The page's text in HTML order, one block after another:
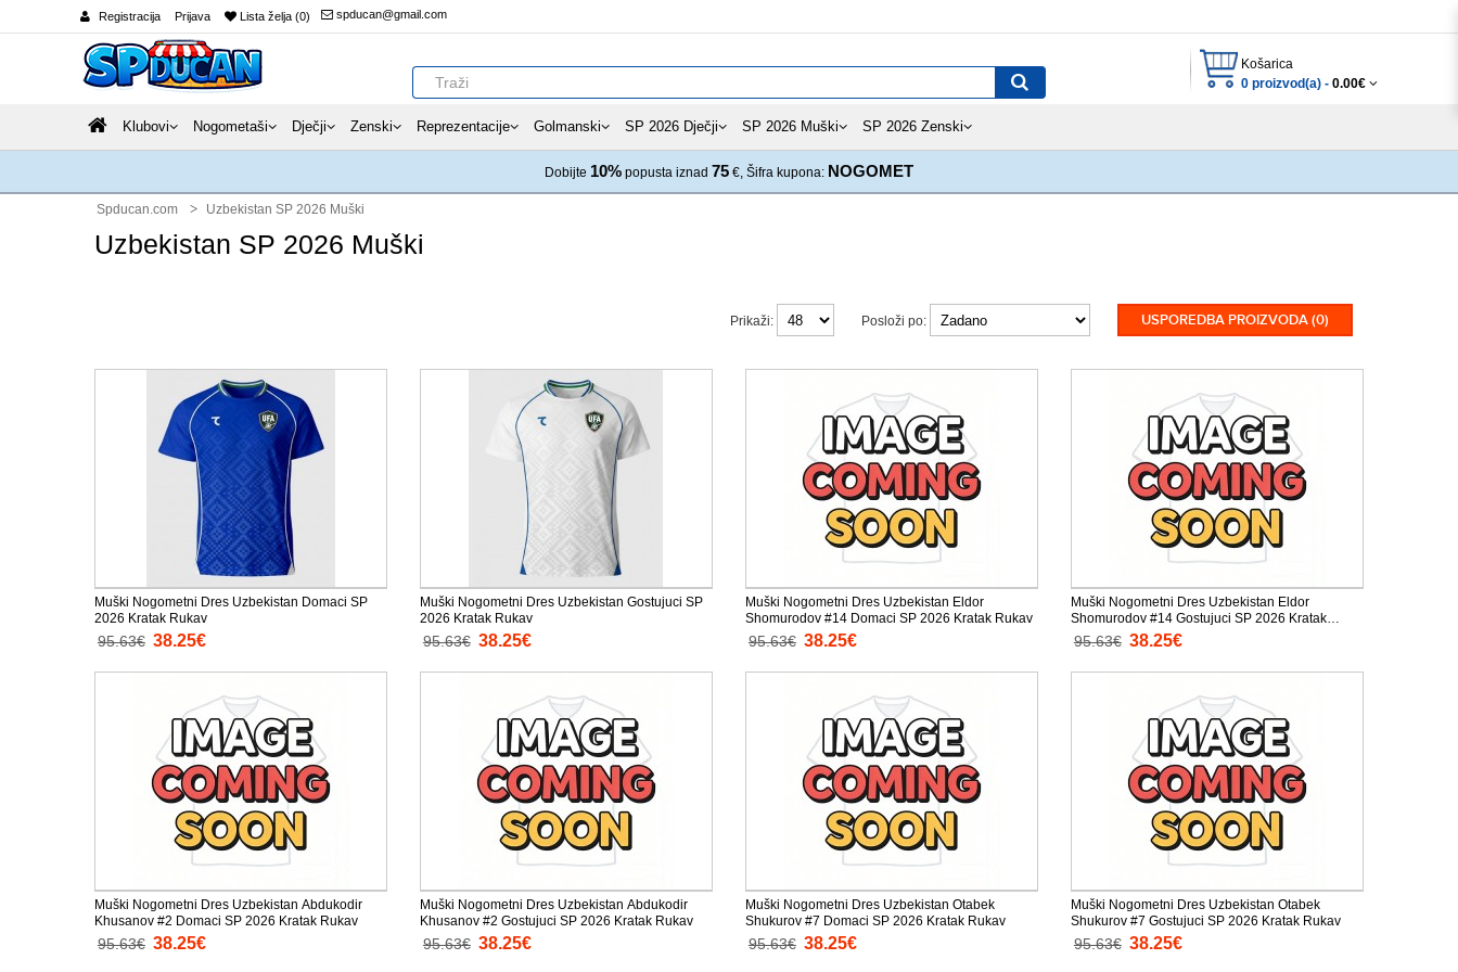
Registracija Prijava Lista želja (0) spducan@gmail.com
Košarica
0 proizvod(a) - 0.00€
Klubovi Nogometaši Dječji Zenski Reprezentacije Golmanski SP 2026 Dječji SP 2026 Muški SP 2026 Zenski
Dobijte 10% popusta iznad 75 €, Šifra kupona: NOGOMET
Spducan.com Uzbekistan SP 2026 Muški
Uzbekistan SP 2026 Muški
USPOREDBA PROIZVODA (0)
Posloži po:
Prikaži:
Muški Nogometni Dres Uzbekistan Domaci SP
2026 Kratak Rukav
95.63€ 38.25€
Muški Nogometni Dres Uzbekistan Gostujuci SP
2026 Kratak Rukav
95.63€ 38.25€
Muški Nogometni Dres Uzbekistan Eldor
Shomurodov #14 Domaci SP 2026 Kratak Rukav
95.63€ 38.25€
Muški Nogometni Dres Uzbekistan Eldor
Shomurodov #14 Gostujuci SP 2026 Kratak
Rukav
95.63€ 38.25€
Muški Nogometni Dres Uzbekistan Abdukodir
Khusanov #2 Domaci SP 2026 Kratak Rukav
95.63€ 38.25€
Muški Nogometni Dres Uzbekistan Abdukodir
Khusanov #2 Gostujuci SP 2026 Kratak Rukav
95.63€ 38.25€
Muški Nogometni Dres Uzbekistan Otabek
Shukurov #7 Domaci SP 2026 Kratak Rukav
95.63€ 38.25€
Muški Nogometni Dres Uzbekistan Otabek
Shukurov #7 Gostujuci SP 2026 Kratak Rukav
95.63€ 38.25€